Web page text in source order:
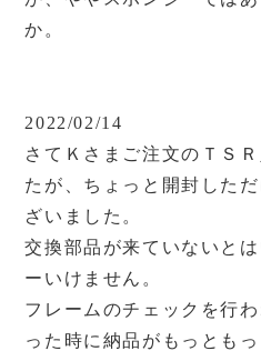
か。
2022/02/14
さてＫさまご注文のＴＳ
たが、ちょっと開封した
ざいました。
交換部品が来ていないと
ーいけません。
フレームのチェックを行
った時に納品がもっとも